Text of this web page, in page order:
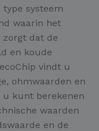
systeem
waarin het
zorgt dat de
en koude
vindt u
ohmwaarden en
kunt berekenen
waarden
en de